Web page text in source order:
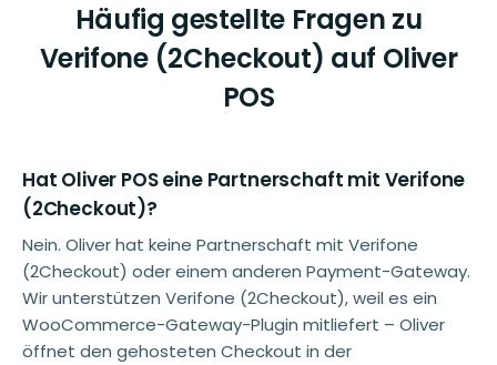
Häufig gestellte Fragen zu
Verifone (2Checkout) auf Oliver
POS
Hat Oliver POS eine Partnerschaft mit Verifone
(2Checkout)?
Nein. Oliver hat keine Partnerschaft mit Verifone
(2Checkout) oder einem anderen Payment-Gateway.
Wir unterstützen Verifone (2Checkout), weil es ein
WooCommerce-Gateway-Plugin mitliefert – Oliver
öffnet den gehosteten Checkout in der